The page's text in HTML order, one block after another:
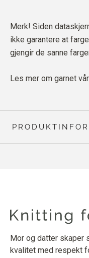
Merk! Siden
ikke garantere at
gjengir de sanne
Les mer om garnet
Mor og datter skaper
kvalitet med respekt